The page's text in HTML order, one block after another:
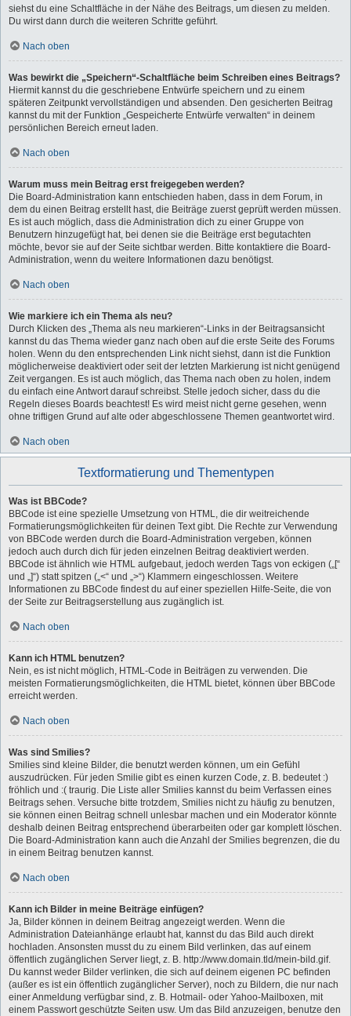
siehst du eine Schaltfläche in der Nähe des Beitrags, um diesen zu melden.
Du wirst dann durch die weiteren Schritte geführt.
Nach oben
Was bewirkt die „Speichern“-Schaltfläche beim Schreiben eines Beitrags?
Hiermit kannst du die geschriebene Entwürfe speichern und zu einem
späteren Zeitpunkt vervollständigen und absenden. Den gesicherten Beitrag
kannst du mit der Funktion „Gespeicherte Entwürfe verwalten“ in deinem
persönlichen Bereich erneut laden.
Nach oben
Warum muss mein Beitrag erst freigegeben werden?
Die Board-Administration kann entschieden haben, dass in dem Forum, in
dem du einen Beitrag erstellt hast, die Beiträge zuerst geprüft werden müssen.
Es ist auch möglich, dass die Administration dich zu einer Gruppe von
Benutzern hinzugefügt hat, bei denen sie die Beiträge erst begutachten
möchte, bevor sie auf der Seite sichtbar werden. Bitte kontaktiere die Board-
Administration, wenn du weitere Informationen dazu benötigst.
Nach oben
Wie markiere ich ein Thema als neu?
Durch Klicken des „Thema als neu markieren“-Links in der Beitragsansicht
kannst du das Thema wieder ganz nach oben auf die erste Seite des Forums
holen. Wenn du den entsprechenden Link nicht siehst, dann ist die Funktion
möglicherweise deaktiviert oder seit der letzten Markierung ist nicht genügend
Zeit vergangen. Es ist auch möglich, das Thema nach oben zu holen, indem
du einfach eine Antwort darauf schreibst. Stelle jedoch sicher, dass du die
Regeln dieses Boards beachtest! Es wird meist nicht gerne gesehen, wenn
ohne triftigen Grund auf alte oder abgeschlossene Themen geantwortet wird.
Nach oben
Textformatierung und Thementypen
Was ist BBCode?
BBCode ist eine spezielle Umsetzung von HTML, die dir weitreichende
Formatierungsmöglichkeiten für deinen Text gibt. Die Rechte zur Verwendung
von BBCode werden durch die Board-Administration vergeben, können
jedoch auch durch dich für jeden einzelnen Beitrag deaktiviert werden.
BBCode ist ähnlich wie HTML aufgebaut, jedoch werden Tags von eckigen („[“
und „]“) statt spitzen („<“ und „>“) Klammern eingeschlossen. Weitere
Informationen zu BBCode findest du auf einer speziellen Hilfe-Seite, die von
der Seite zur Beitragserstellung aus zugänglich ist.
Nach oben
Kann ich HTML benutzen?
Nein, es ist nicht möglich, HTML-Code in Beiträgen zu verwenden. Die
meisten Formatierungsmöglichkeiten, die HTML bietet, können über BBCode
erreicht werden.
Nach oben
Was sind Smilies?
Smilies sind kleine Bilder, die benutzt werden können, um ein Gefühl
auszudrücken. Für jeden Smilie gibt es einen kurzen Code, z. B. bedeutet :)
fröhlich und :( traurig. Die Liste aller Smilies kannst du beim Verfassen eines
Beitrags sehen. Versuche bitte trotzdem, Smilies nicht zu häufig zu benutzen,
sie können einen Beitrag schnell unlesbar machen und ein Moderator könnte
deshalb deinen Beitrag entsprechend überarbeiten oder gar komplett löschen.
Die Board-Administration kann auch die Anzahl der Smilies begrenzen, die du
in einem Beitrag benutzen kannst.
Nach oben
Kann ich Bilder in meine Beiträge einfügen?
Ja, Bilder können in deinem Beitrag angezeigt werden. Wenn die
Administration Dateianhänge erlaubt hat, kannst du das Bild auch direkt
hochladen. Ansonsten musst du zu einem Bild verlinken, das auf einem
öffentlich zugänglichen Server liegt, z. B. http://www.domain.tld/mein-bild.gif.
Du kannst weder Bilder verlinken, die sich auf deinem eigenen PC befinden
(außer es ist ein öffentlich zugänglicher Server), noch zu Bildern, die nur nach
einer Anmeldung verfügbar sind, z. B. Hotmail- oder Yahoo-Mailboxen, mit
einem Passwort geschützte Seiten usw. Um das Bild anzuzeigen, benutze den